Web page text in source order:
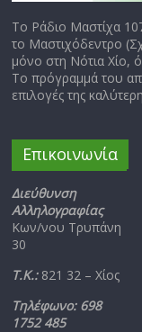
Το Ράδιο Μαστίχα
το Μαστιχόδεντρο
μόνο στη Νότια Χίο,
Το πρόγραμμά του
επιλογές της
Επικοινωνία
Διεύθυνση
Αλληλογραφίας
Κων/νου Τρυπάνη
30
Τ.Κ.: 821 32 – Χίος
Τηλέφωνο: 698
1752 485